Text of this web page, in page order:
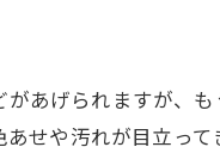
あげられますが、
せや汚れが目立っ